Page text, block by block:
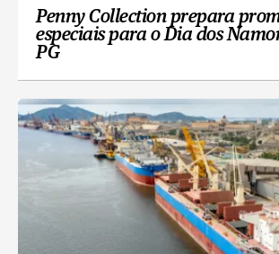
Penny Collection prepara
especiais para o Dia dos
PG